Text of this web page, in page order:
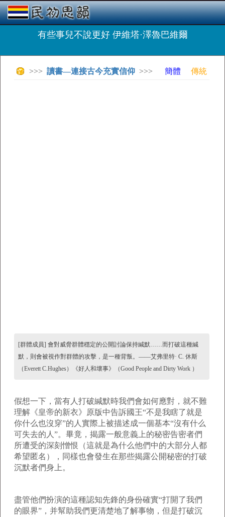
有些事兒不說更好 伊維塔·澤魯巴維爾
>>> 讀書—連接古今充實信仰 >>> 簡體 傳統
[群體成員] 會對威脅群體穩定的公開討論保持緘默……而打破這種緘
默，則會被視作對群體的攻擊，是一種背叛。——艾弗里特· C. 休斯
（Everett C.Hughes）《好人和壞事》（Good People and Dirty Work ）
假想一下，當有人打破緘默時我們會如何應對，就不難
理解《皇帝的新衣》原版中告訴國王“不是我瞎了就是
你什么也沒穿”的人實際上被描述成一個基本“沒有什么
可失去的人”。畢竟，揭露一般意義上的秘密告密者們
所遭受的深刻憎恨（這就是為什么他們中的大部分人都
希望匿名），同樣也會發生在那些揭露公開秘密的打破
沉默者們身上。
盡管他們扮演的這種認知先鋒的身份確實“打開了我們
的眼界”，并幫助我們更清楚地了解事物，但是打破沉